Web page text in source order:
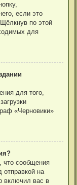
если это
по этой
для
для того,
«Черновики»
что сообщения
отправкой на
включил вас в